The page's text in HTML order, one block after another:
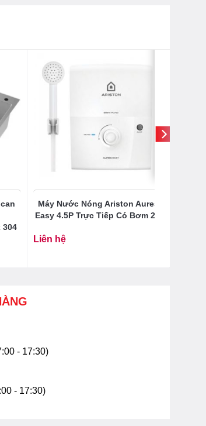
304
Máy Nước Nóng Ariston Aures
Easy 4.5P Trực Tiếp Có Bơm 2.0
Liên hệ
- 17:30)
- 17:30)